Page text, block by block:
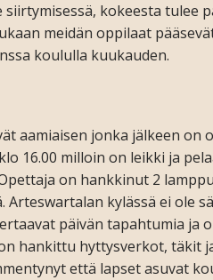
kokeesta tulee
meidän oppilaat
koululla kuukauden.
aamiaisen jonka jälkeen on
16.00 milloin on leikki ja
on hankkinut 2
kylässä ei ole
päivän tapahtumia ja
hankittu hyttysverkot, täkit
että lapset asuvat